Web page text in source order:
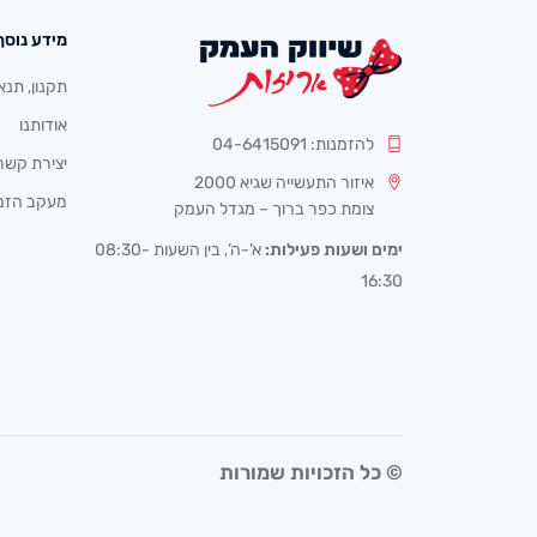
להזמנות: 04-6415091
איזור התעשייה שגיא 2000
צומת כפר ברוך – מגדל העמק
ימים ושעות פעילות:
א’-ה’, בין השעות 08:30-
16:30
מידע
תקנון,
אודותנו
יצירת
מעקב
© כל הזכויות שמורות